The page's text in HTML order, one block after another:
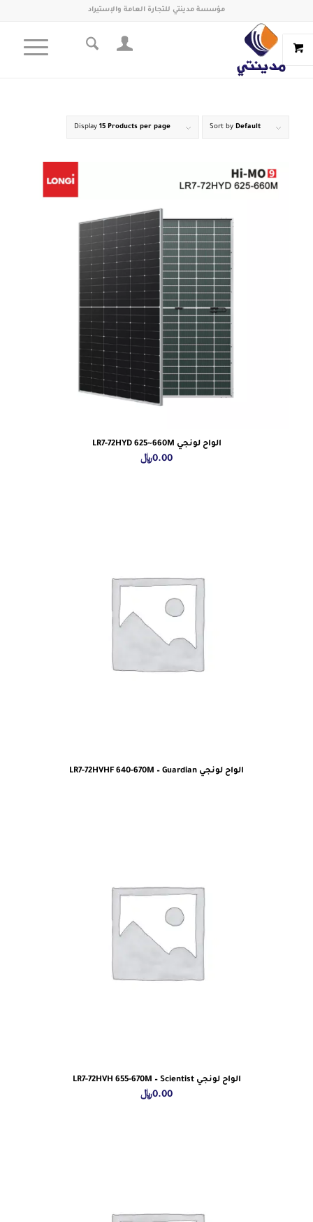
مؤسسة مدينتي للتجارة العامة والإستيراد
Sort byDefault
Display15 Products per page
الواح لونجي LR7-72HYD 625~660M
0.00﷼
الواح لونجي LR7-72HVHF 640-670M – Guardian
الواح لونجي LR7-72HVH 655-670M – Scientist
0.00﷼